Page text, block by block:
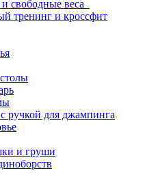
свободные веса
тренинг и кроссфит
ручкой для джампинга
и груши